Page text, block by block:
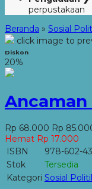
perpustakaan
Beranda » Sosial
click image to
Diskon
20%
Ancaman
Rp 68.000 Rp
Hemat Rp 17.000
ISBN
978-602-
Stok
Tersedia
Kategori Sosial